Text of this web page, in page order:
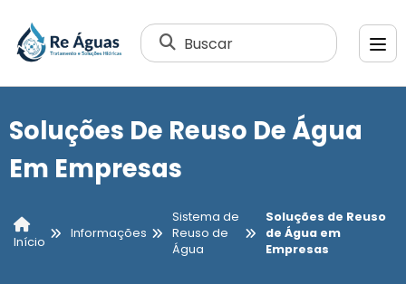
Buscar
Soluções De Reuso De Água
Em Empresas
Início
Informações
Sistema de
Reuso de
Água
Soluções de Reuso
de Água em
Empresas